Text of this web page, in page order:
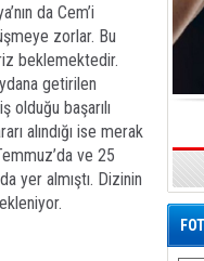
da Cem’i
zorlar. Bu
beklemektedir.
getirilen
olduğu başarılı
alındığı ise merak
ve 25
yer almıştı. Dizinin